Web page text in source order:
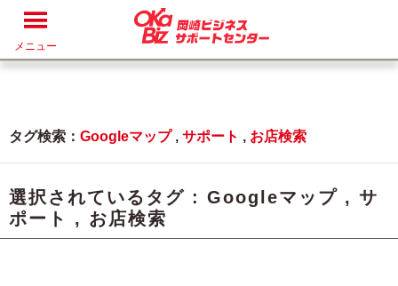
メニュー
タグ検索： Googleマップ, サポート , お店検索
選択されているタグ : Googleマップ , サ
ポート
, お店検索